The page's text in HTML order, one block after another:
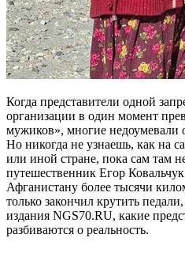
Когда представители одной
организации в один момент
мужиков», многие недоумевали
Но никогда не узнаешь, как на
или иной стране, пока сам там
путешественник Егор
Афганистану более тысячи
только закончил крутить
издания NGS70.RU, какие
разбиваются о реальность.